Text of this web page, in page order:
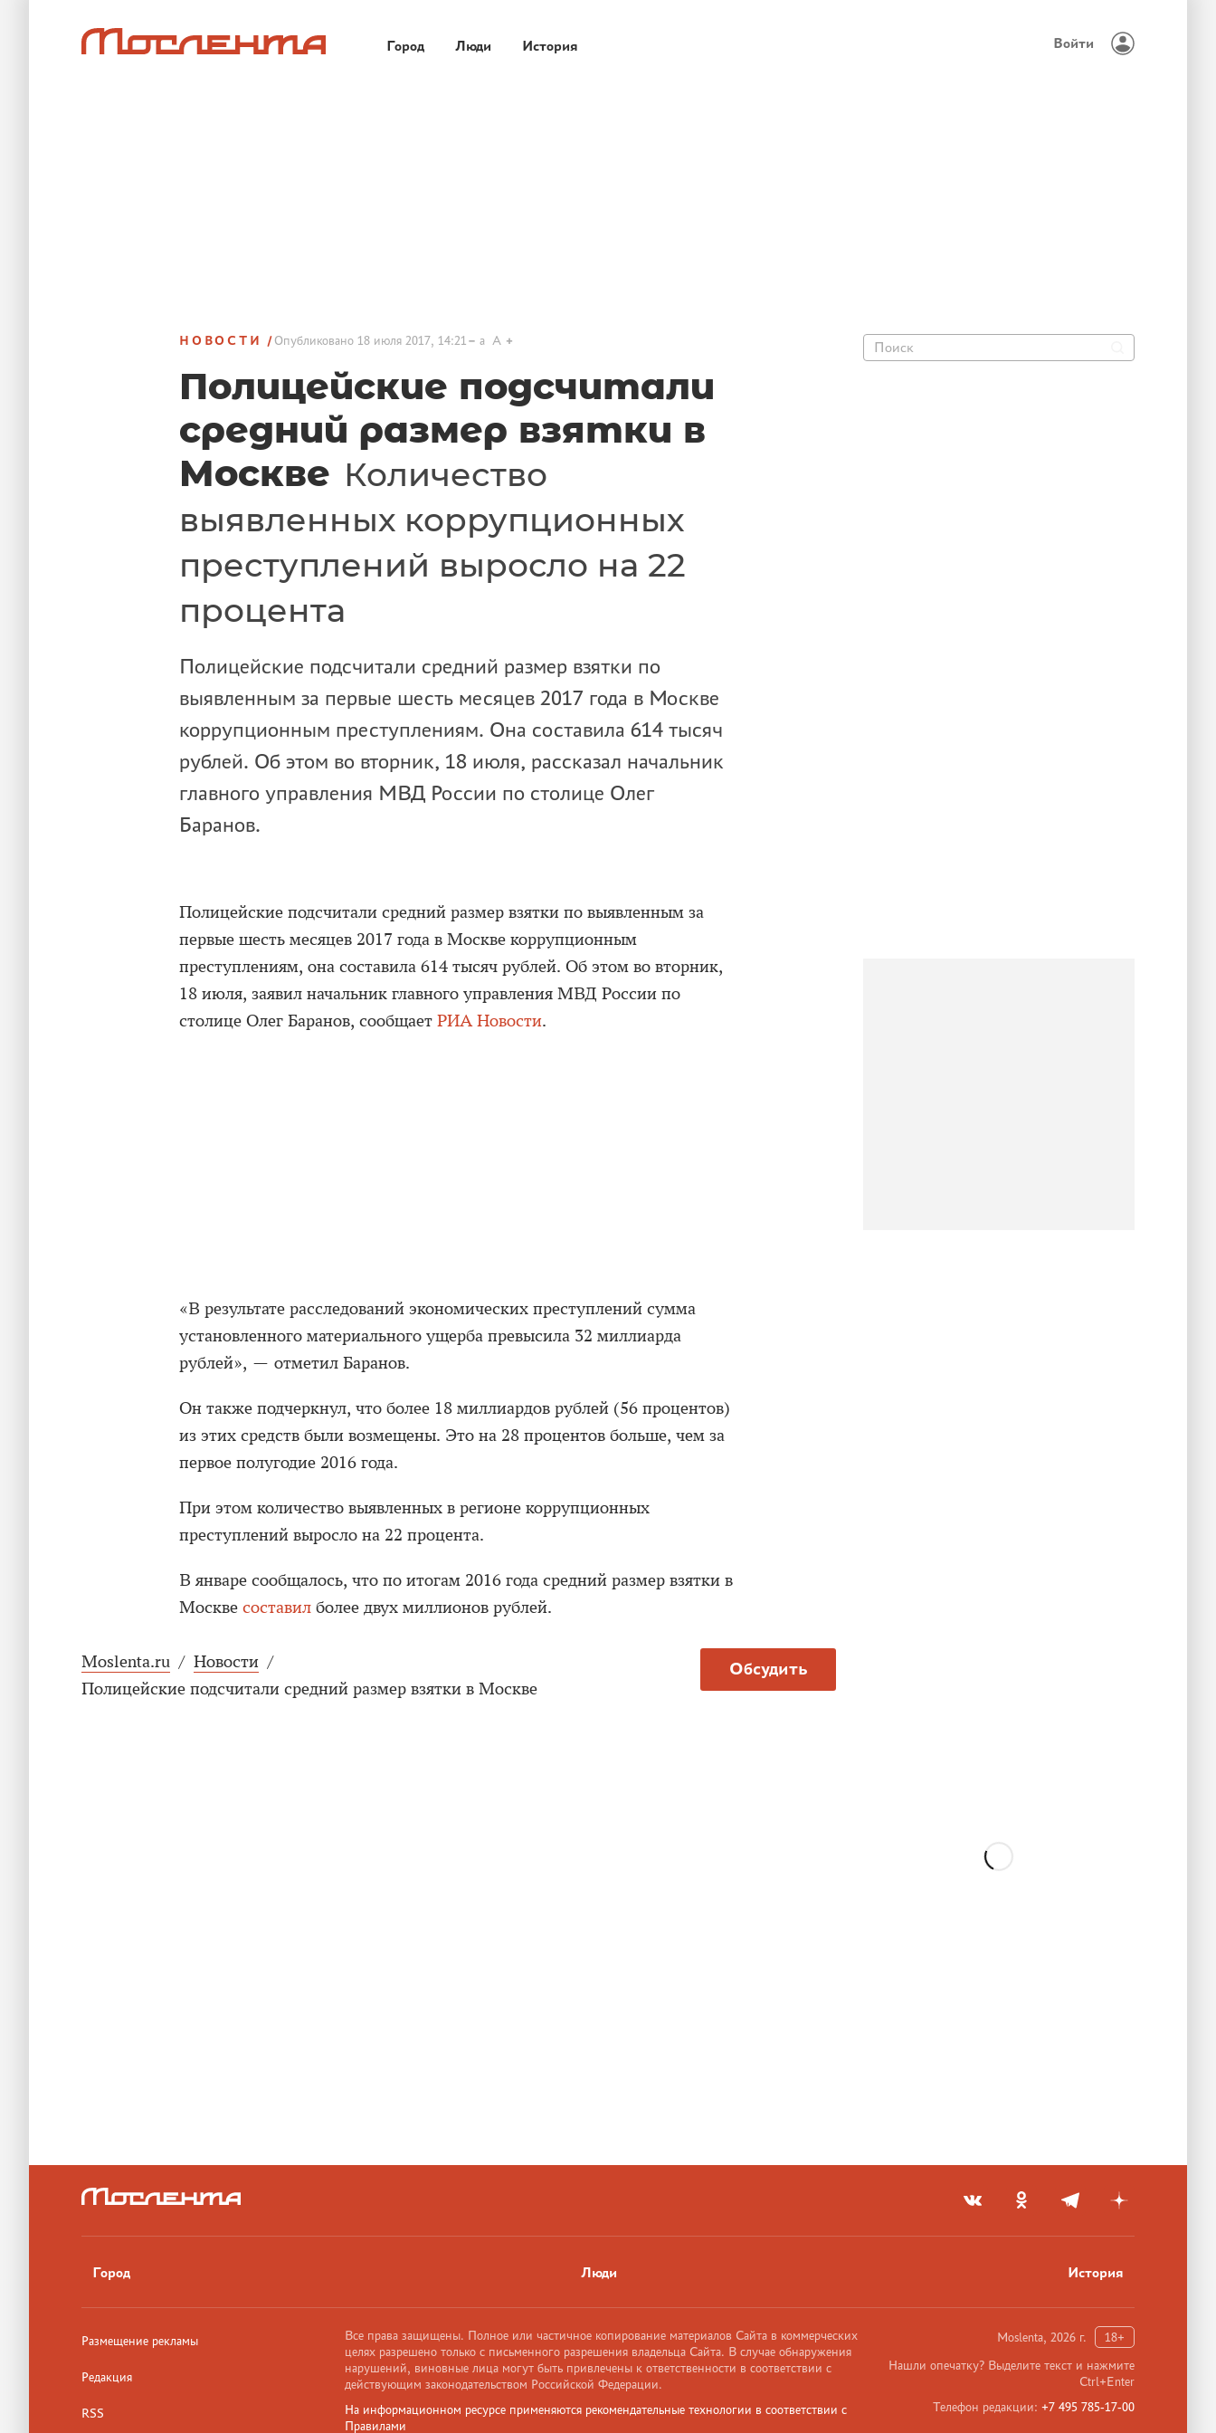
Город Люди История Войти
НОВОСТИ Опубликовано18 июля 2017, 14:21 a A
Полицейские подсчитали
средний размер взятки в
Москве Количество
выявленных коррупционных
преступлений выросло на 22
процента
Полицейские подсчитали средний размер взятки по
выявленным за первые шесть месяцев 2017 года в Москве
коррупционным преступлениям. Она составила 614 тысяч
рублей. Об этом во вторник, 18 июля, рассказал начальник
главного управления МВД России по столице Олег
Баранов.
Полицейские подсчитали средний размер взятки по выявленным за
первые шесть месяцев 2017 года в Москве коррупционным
преступлениям, она составила 614 тысяч рублей. Об этом во вторник,
18 июля, заявил начальник главного управления МВД России по
столице Олег Баранов, сообщает РИА Новости.
«В результате расследований экономических преступлений сумма
установленного материального ущерба превысила 32 миллиарда
рублей», — отметил Баранов.
Он также подчеркнул, что более 18 миллиардов рублей (56 процентов)
из этих средств были возмещены. Это на 28 процентов больше, чем за
первое полугодие 2016 года.
При этом количество выявленных в регионе коррупционных
преступлений выросло на 22 процента.
В январе сообщалось, что по итогам 2016 года средний размер взятки в
Москве составил более двух миллионов рублей.
Обсудить
Moslenta.ru / Новости /
Полицейские подсчитали средний размер взятки в Москве
Город Люди История
Размещение рекламы
Редакция
RSS
Moslenta, 2026 г.
18+
Нашли опечатку? Выделите текст и нажмите
Ctrl+Enter
Телефон редакции: +7 495 785-17-00
Все права защищены. Полное или частичное копирование материалов Сайта в коммерческих
целях разрешено только с письменного разрешения владельца Сайта. В случае обнаружения
нарушений, виновные лица могут быть привлечены к ответственности в соответствии с
действующим законодательством Российской Федерации.
На информационном ресурсе применяются рекомендательные технологии в соответствии с
Правилами